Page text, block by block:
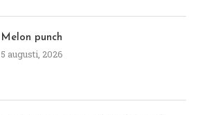
Melon punch
5 augusti, 2026